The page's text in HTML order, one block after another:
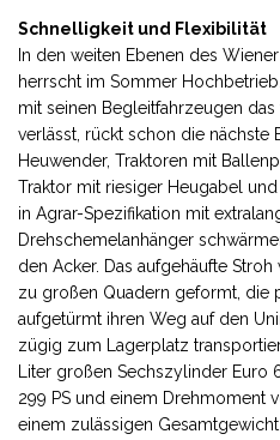
Schnelligkeit und Flexibilität
In den weiten Ebenen des
herrscht im Sommer
mit seinen Begleitfahrzeugen
verlässt, rückt schon die nächste
Heuwender, Traktoren mit
Traktor mit riesiger Heugabel
in Agrar-Spezifikation mit
Drehschemelanhänger
den Acker. Das aufgehäufte
zu großen Quadern geformt, die
aufgetürmt ihren Weg auf den
zügig zum Lagerplatz
Liter großen Sechszylinder
299 PS und einem Drehmoment
einem zulässigen